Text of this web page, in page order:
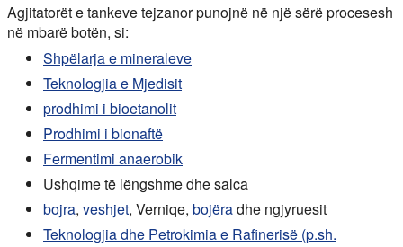
Agjitatorët e tankeve tejzanor punojnë në një sërë procesesh
në mbarë botën, si:
Shpëlarja e mineraleve
Teknologjia e Mjedisit
prodhimi i bioetanolit
Prodhimi i bionaftë
Fermentimi anaerobik
Ushqime të lëngshme dhe salca
bojra, veshjet, Verniqe, bojëradhe ngjyruesit
Teknologjia dhe Petrokimia e Rafinerisë (p.sh.